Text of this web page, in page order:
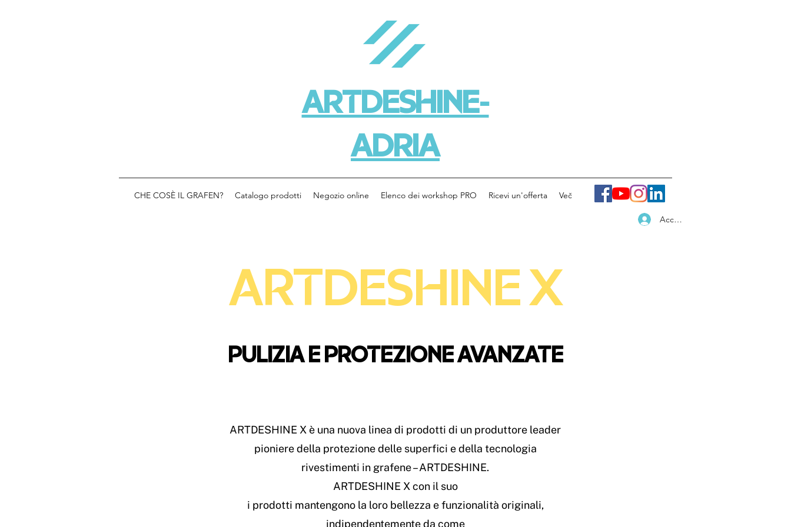
ARTDESHINE-
ADRIA
CHE COSÈ IL GRAFEN? Catalogo prodotti Negozio online Elenco dei workshop PRO Ricevi un'offerta Več
Accedi
ARTDESHINE X
PULIZIA E PROTEZIONE AVANZATE
ARTDESHINE X è una nuova linea di prodotti di un produttore leader
pioniere della protezione delle superfici e della tecnologia
rivestimenti in grafene – ARTDESHINE.
ARTDESHINE X con il suo
i prodotti mantengono la loro bellezza e funzionalità originali,
indipendentemente da come